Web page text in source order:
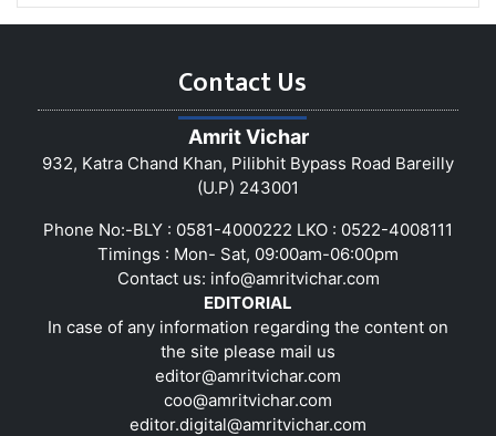
Contact Us
Amrit Vichar
932, Katra Chand Khan, Pilibhit Bypass Road Bareilly
(U.P) 243001
Phone No:-BLY : 0581-4000222 LKO : 0522-4008111
Timings : Mon- Sat, 09:00am-06:00pm
Contact us: info@amritvichar.com
EDITORIAL
In case of any information regarding the content on
the site please mail us
editor@amritvichar.com
coo@amritvichar.com
editor.digital@amritvichar.com